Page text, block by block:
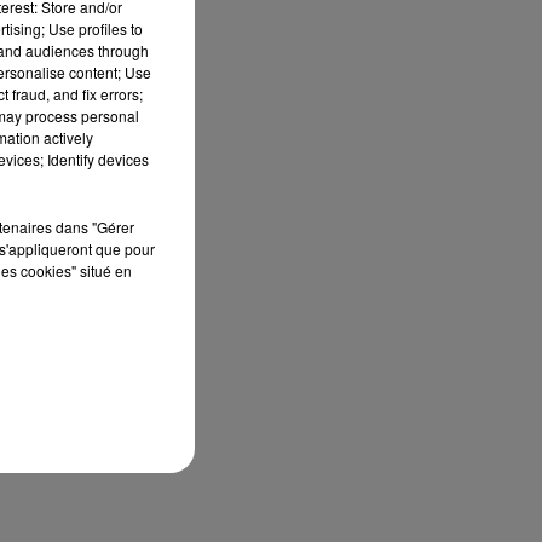
Store and/or
Use profiles to
audiences through
content; Use
fraud, and fix errors;
process personal
actively
Identify devices
dans "Gérer
que pour
cookies" situé en